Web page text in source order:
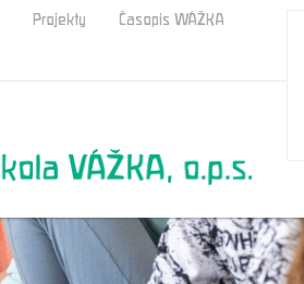
Projekty Časopis WÁŽKA